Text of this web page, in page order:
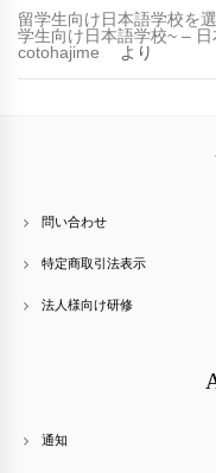
留学生向け日本語学校を
学生向け日本語学校~ –
cotohajime
より
問い合わせ
特定商取引法表示
法人様向け研修
通知